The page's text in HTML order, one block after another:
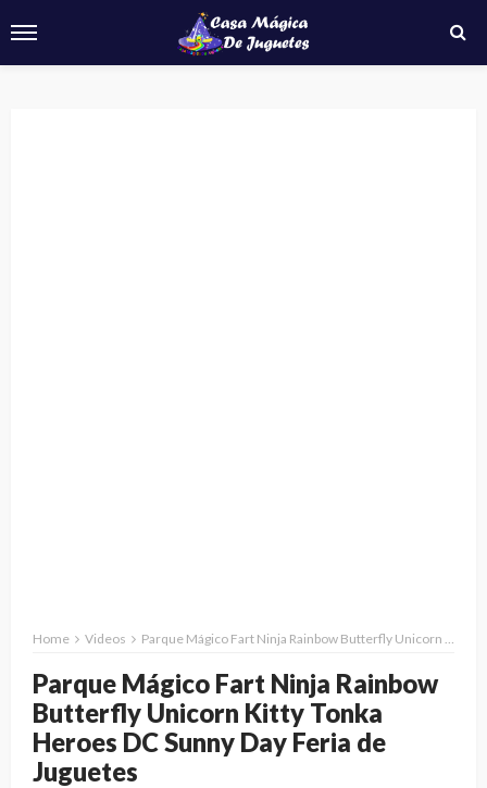
Home Videos Parque Mágico Fart Ninja Rainbow Butterfly Unicorn Kitty Tonka Heroes DC Sunny Day Feria de Juguetes
Parque Mágico Fart Ninja Rainbow
Butterfly Unicorn Kitty Tonka
Heroes DC Sunny Day Feria de
Juguetes